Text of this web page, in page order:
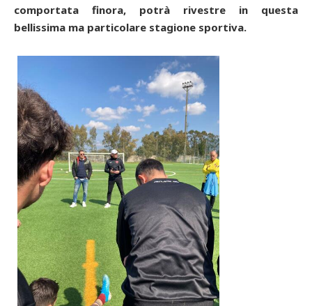
comportata finora, potrà rivestre in questa
bellissima ma particolare stagione sportiva.